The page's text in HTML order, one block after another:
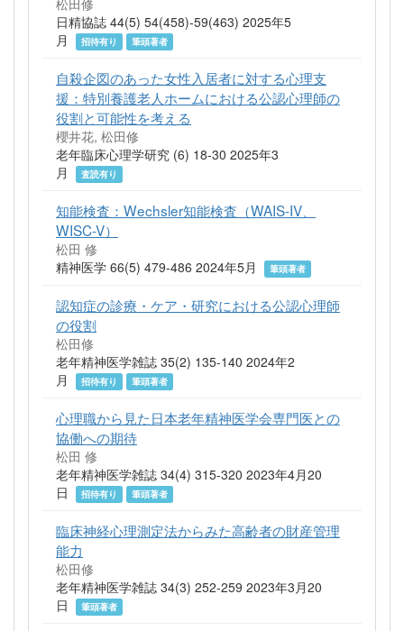
日精協誌 44(5) 54(458)-59(463) 2025年5
月
招待有り 筆頭著者
自殺企図のあった女性入居者に対する心理支
援：特別養護老人ホームにおける公認心理師の
役割と可能性を考える
櫻井花, 松田修
老年臨床心理学研究 (6) 18-30 2025年3
月
査読有り
知能検査：Wechsler知能検査（WAIS-IV、
WISC-V）
松田 修
精神医学 66(5) 479-486 2024年5月
筆頭著者
認知症の診療・ケア・研究における公認心理師
の役割
松田修
老年精神医学雑誌 35(2) 135-140 2024年2
月
招待有り 筆頭著者
心理職から見た日本老年精神医学会専門医との
協働への期待
松田 修
老年精神医学雑誌 34(4) 315-320 2023年4月20
日
招待有り 筆頭著者
臨床神経心理測定法からみた高齢者の財産管理
能力
松田修
老年精神医学雑誌 34(3) 252-259 2023年3月20
日
筆頭著者